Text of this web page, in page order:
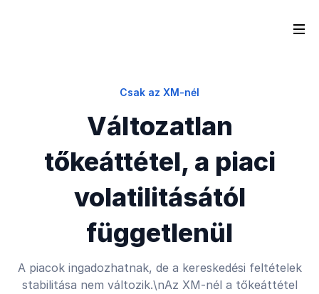
Csak az XM-nél
Változatlan
tőkeáttétel, a piaci
volatilitásától
függetlenül
A piacok ingadozhatnak, de a kereskedési feltételek
stabilitása nem változik.\nAz XM-nél a tőkeáttétel